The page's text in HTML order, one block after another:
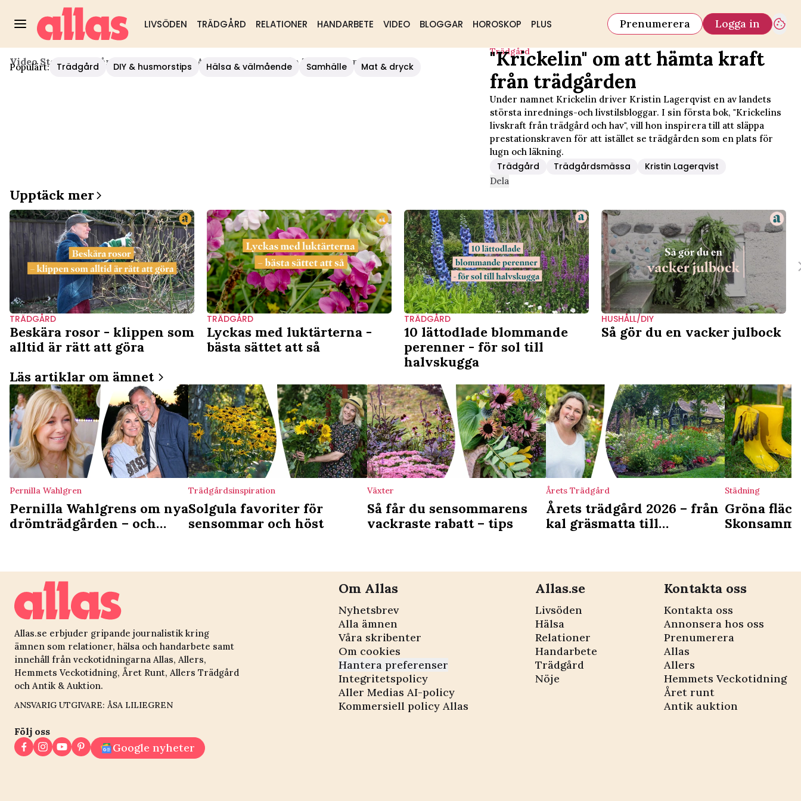
LIVSÖDEN TRÄDGÅRD RELATIONER HANDARBETE VIDEO BLOGGAR HOROSKOP PLUS Prenumerera Logga in
Populärt: Trädgård DIY & husmorstips Hälsa & välmående Samhälle Mat & dryck
Video Start / Trädgård/"Krickelin" Om Att Hämta Kraft Från Trädgården
Trädgård
"Krickelin" om att hämta kraft
från trädgården
Under namnet Krickelin driver Kristin Lagerqvist en av landets
största inrednings-och livstilsbloggar. I sin första bok, "Krickelins
livskraft från trädgård och hav", vill hon inspirera till att släppa
prestationskraven för att istället se trädgården som en plats för
lugn och läkning.
Trädgård Trädgårdsmässa Kristin Lagerqvist
Dela
Upptäck mer
TRÄDGÅRD
Beskära rosor - klippen som
alltid är rätt att göra
TRÄDGÅRD
Lyckas med luktärterna -
bästa sättet att så
TRÄDGÅRD
10 lättodlade blommande
perenner - för sol till
halvskugga
HUSHÅLL/DIY
Så gör du en vacker julbock
Läs artiklar om ämnet
Pernilla Wahlgren
Pernilla Wahlgrens om nya
drömträdgården – och
Trädgårdsinspiration
Solgula favoriter för
sensommar och höst
Växter
Så får du sensommarens
vackraste rabatt – tips
Årets Trädgård
Årets trädgård 2026 – från
kal gräsmatta till
Städning
Gröna
Allas.se erbjuder gripande journalistik kring
ämnen som relationer, hälsa och handarbete samt
innehåll från veckotidningarna Allas, Allers,
Hemmets Veckotidning, Året Runt, Allers Trädgård
och Antik & Auktion.
ANSVARIG UTGIVARE: ÅSA LILIEGREN
Följ oss
Google nyheter
Om Allas
Nyhetsbrev
Alla ämnen
Våra skribenter
Om cookies
Hantera preferenser
Integritetspolicy
Aller Medias AI-policy
Kommersiell policy Allas
Allas.se
Livsöden
Hälsa
Relationer
Handarbete
Trädgård
Nöje
Kontakta oss
Kontakta oss
Annonsera hos oss
Prenumerera
Allas
Allers
Hemmets Veckotidning
Året runt
Antik auktion